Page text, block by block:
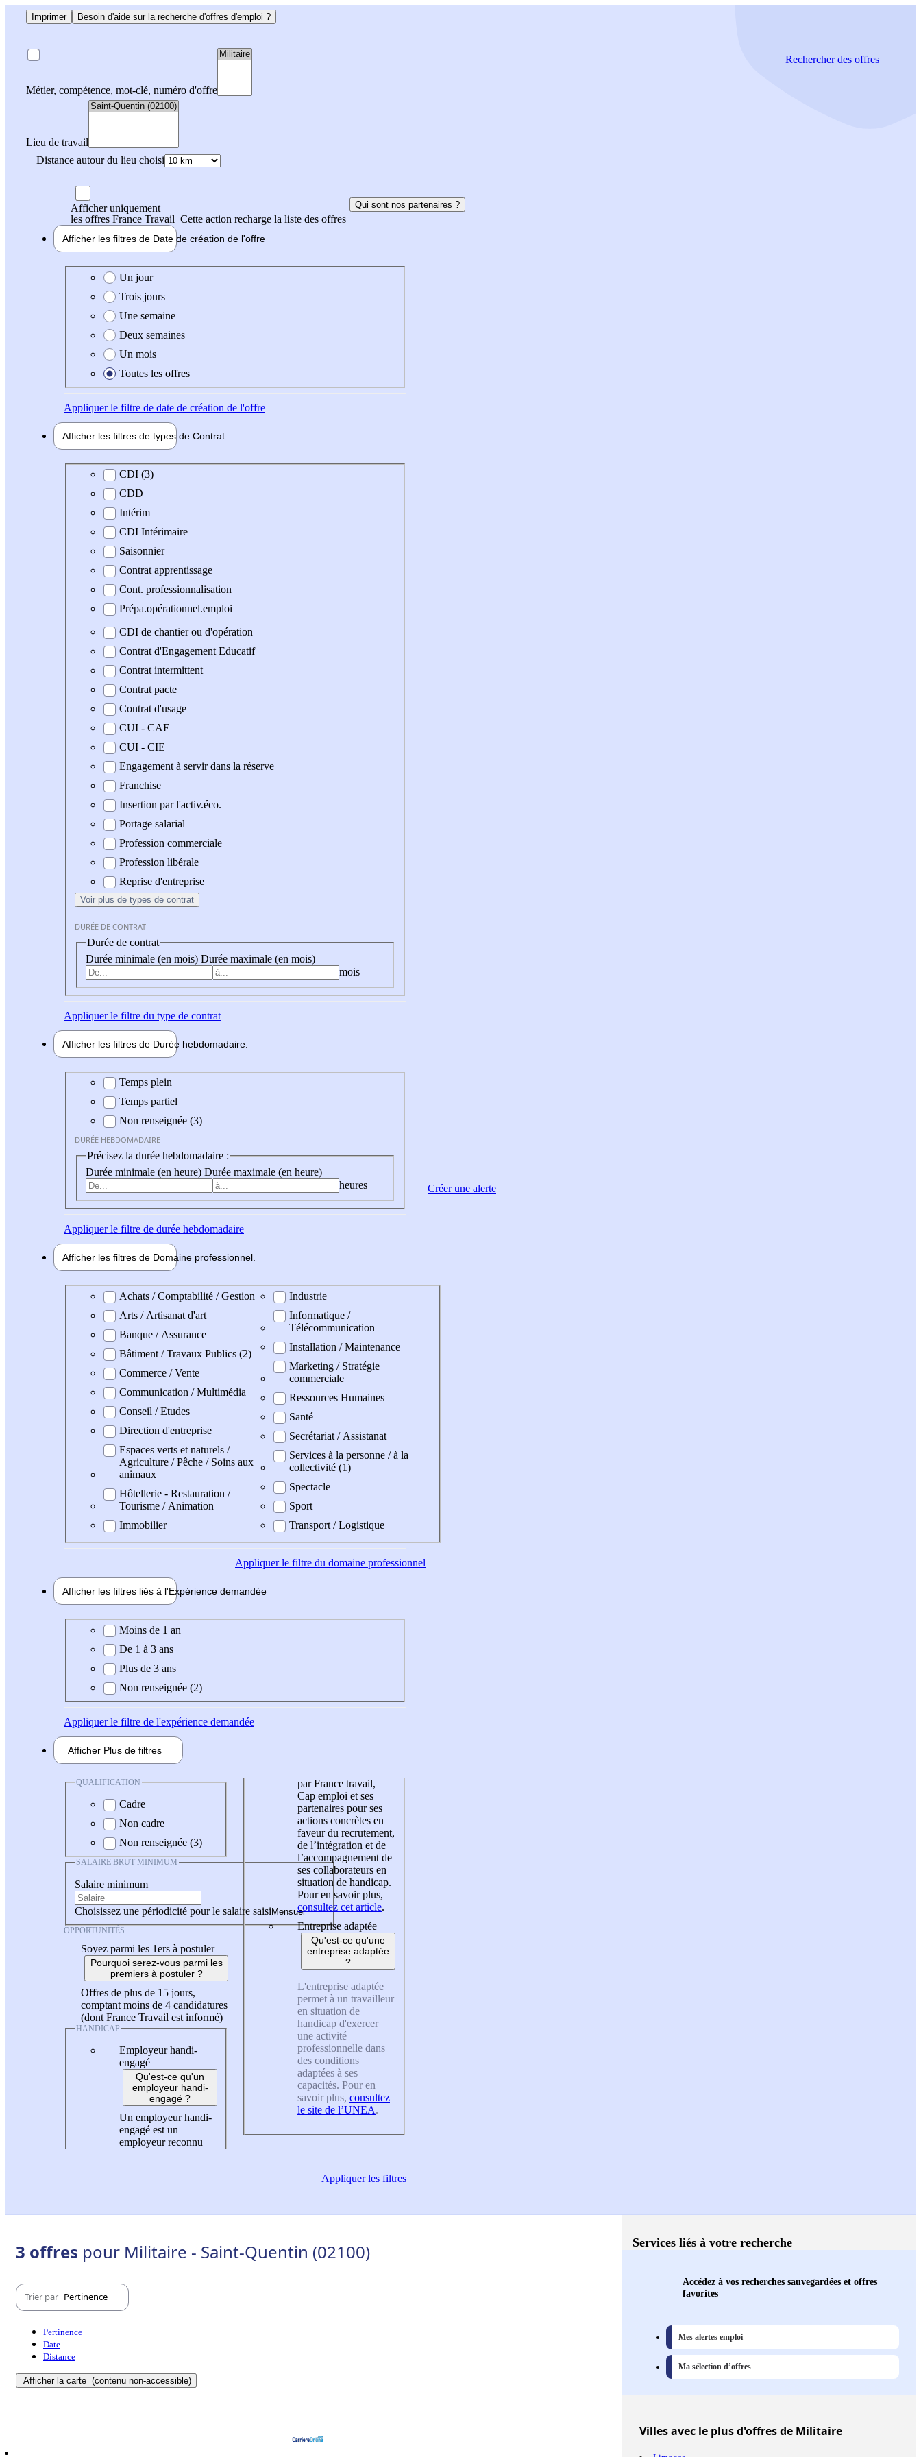
Imprimer Besoin d'aide sur la recherche d'offres d'emploi ?
Métier, compétence, mot-clé, numéro d'offre
Lieu de travail
Distance autour du lieu choisi
Rechercherdes offres
Afficher uniquement
les offres France Travail Cette action recharge la liste des offres
Qui sont nos partenaires ?
Afficher les filtres de Date de création de l'offre
Date de création de l'offre
Un jour
Trois jours
Une semaine
Deux semaines
Un mois
Toutes les offres
Appliquerle filtre de date de création de l'offre
Afficher les filtres de types de Contrat
Type de contrat
CDI (3)
CDD
Intérim
CDI Intérimaire
Saisonnier
Contrat apprentissage
Cont. professionnalisation
Prépa.opérationnel.emploi
CDI de chantier ou d'opération
Contrat d'Engagement Educatif
Contrat intermittent
Contrat pacte
Contrat d'usage
CUI - CAE
CUI - CIE
Engagement à servir dans la réserve
Franchise
Insertion par l'activ.éco.
Portage salarial
Profession commerciale
Profession libérale
Reprise d'entreprise
Voir plus de types de contrat
DURÉE DE CONTRAT
Durée de contrat
Durée minimale (en mois) Durée maximale (en mois)
mois
Appliquerle filtre du type de contrat
Afficher les filtres de Durée hebdomadaire
Durée hebdomadaire
Temps plein
Temps partiel
Non renseignée (3)
DURÉE HEBDOMADAIRE
Précisez la durée hebdomadaire :
Durée minimale (en heure) Durée maximale (en heure)
heures
Appliquerle filtre de durée hebdomadaire
Afficher les filtres de Domaine professionnel
Domaine professionel
Achats / Comptabilité / Gestion
Arts / Artisanat d'art
Banque / Assurance
Bâtiment / Travaux Publics (2)
Commerce / Vente
Communication / Multimédia
Conseil / Etudes
Direction d'entreprise
Espaces verts et naturels /
Agriculture / Pêche / Soins aux
animaux
Hôtellerie - Restauration /
Tourisme / Animation
Immobilier
Industrie
Informatique /
Télécommunication
Installation / Maintenance
Marketing / Stratégie
commerciale
Ressources Humaines
Santé
Secrétariat / Assistanat
Services à la personne / à la
collectivité (1)
Spectacle
Sport
Transport / Logistique
Appliquerle filtre du domaine professionnel
Afficher les filtres liés à l'Expérience demandée
Expérience demandée
Moins de 1 an
De 1 à 3 ans
Plus de 3 ans
Non renseignée (2)
Appliquerle filtre de l'expérience demandée
Afficher Plus de filtres
QUALIFICATION
Cadre
Non cadre
Non renseignée (3)
SALAIRE BRUT MINIMUM
Salaire minimum
Choisissez une périodicité pour le salaire saisi
OPPORTUNITÉS
Soyez parmi les 1ers à postuler
Pourquoi serez-vous parmi les
premiers à postuler ?
Offres de plus de 15 jours,
comptant moins de 4 candidatures
(dont France Travail est informé)
HANDICAP
Employeur handi-
engagé
Qu'est-ce qu'un
employeur handi-
engagé ?
Un employeur handi-
engagé est un
employeur reconnu
par France travail,
Cap emploi et ses
partenaires pour ses
actions concrètes en
faveur du recrutement,
de l’intégration et de
l’accompagnement de
ses collaborateurs en
situation de handicap.
Pour en savoir plus,
consultez cet article.
Entreprise adaptée
Qu'est-ce qu'une
entreprise adaptée
?
L'entreprise adaptée
permet à un travailleur
en situation de
handicap d'exercer
une activité
professionnelle dans
des conditions
adaptées à ses
capacités. Pour en
savoir plus, consultez
le site de l’UNEA.
Appliquerles filtres
Créer une alerte
3 offres pour Militaire - Saint-Quentin (02100)
Trier par Pertinence
Pertinence
Date
Distance
Afficher la carte (contenu non-accessible)
Services liés à votre recherche
Accédez à vos recherches sauvegardées et offres
favorites
Mes alertes emploi
Ma sélection d’offres
Villesavec le plus d'offres de Militaire